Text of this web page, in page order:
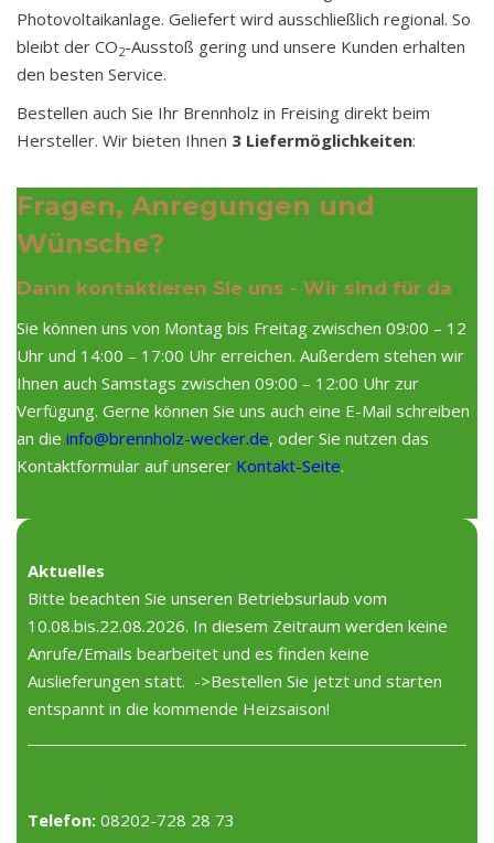
Photovoltaikanlage. Geliefert wird ausschließlich regional. So
bleibt der CO2-Ausstoß gering und unsere Kunden erhalten
den besten Service.
Bestellen auch Sie Ihr Brennholz in Freising direkt beim
Hersteller. Wir bieten Ihnen 3 Liefermöglichkeiten:
Fragen, Anregungen und
Wünsche?
Dann kontaktieren Sie uns - Wir sind für da
Sie können uns von Montag bis Freitag zwischen 09:00 – 12
Uhr und 14:00 – 17:00 Uhr erreichen. Außerdem stehen wir
Ihnen auch Samstags zwischen 09:00 – 12:00 Uhr zur
Verfügung. Gerne können Sie uns auch eine E-Mail schreiben
an die info@brennholz-wecker.de, oder Sie nutzen das
Kontaktformular auf unserer Kontakt-Seite.
Aktuelles
Bitte beachten Sie unseren Betriebsurlaub vom
10.08.bis.22.08.2026. In diesem Zeitraum werden keine
Anrufe/Emails bearbeitet und es finden keine
Auslieferungen statt. ->Bestellen Sie jetzt und starten
entspannt in die kommende Heizsaison!
Telefon: 08202-728 28 73